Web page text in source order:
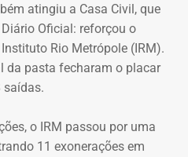
atingiu a Casa Civil, que
Oficial: reforçou o
Rio Metrópole (IRM).
da pasta fecharam o placar
saídas.
o IRM passou por uma
11 exonerações em